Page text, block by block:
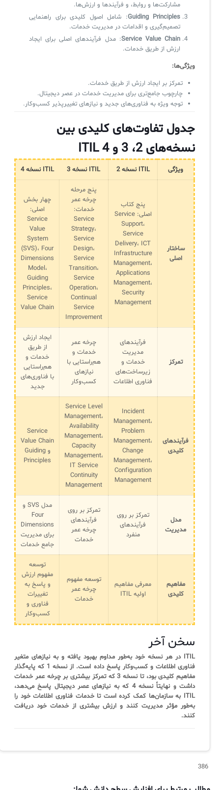
مشارکت‌ها و روابط، و فرآیندها و ارزش‌ها.
Guiding Principles: شامل اصول کلیدی برای راهنمایی
تصمیم‌گیری و اقدامات در مدیریت خدمات.
Service Value Chain: مدل فرآیندهای اصلی برای ایجاد
ارزش از طریق خدمات.
ویژگی‌ها:
تمرکز بر ایجاد ارزش از طریق خدمات.
چارچوب جامع‌تری برای مدیریت خدمات در عصر دیجیتال.
توجه ویژه به فناوری‌های جدید و نیازهای تغییرپذیر کسب‌وکار.
جدول تفاوت‌های کلیدی بین
نسخه‌های 2، 3 و 4 ITIL
ویژگی ITIL نسخه 2 ITIL نسخه 3 ITIL نسخه 4
ساختار
اصلی
پنج کتاب
اصلی: Service
Support،
Service
Delivery، ICT
Infrastructure
Management،
Applications
Management،
Security
Management
پنج مرحله
چرخه عمر
خدمات:
Service
Strategy،
Service
Design،
Service
Transition،
Service
Operation،
Continual
Service
Improvement
چهار بخش
اصلی:
Service
Value
System
(SVS)، Four
Dimensions
Model،
Guiding
Principles،
Service
Value Chain
تمرکز
فرآیندهای
مدیریت
خدمات و
زیرساخت‌های
فناوری اطلاعات
چرخه عمر
خدمات و
هم‌راستایی با
نیازهای
کسب‌وکار
ایجاد ارزش
از طریق
خدمات و
هم‌راستایی
با فناوری‌های
جدید
فرآیندهای
کلیدی
Incident
Management،
Problem
Management،
Change
Management،
Configuration
Management
Service Level
Management،
Availability
Management،
Capacity
Management،
IT Service
Continuity
Management
Service
Value Chain
و Guiding
Principles
مدل
مدیریت
تمرکز بر روی
فرآیندهای
منفرد
تمرکز بر روی
فرآیندهای
چرخه عمر
خدمات
مدل SVS و
Four
Dimensions
برای مدیریت
جامع خدمات
مفاهیم
کلیدی
معرفی مفاهیم
اولیه ITIL
توسعه مفهوم
چرخه عمر
خدمات
توسعه
مفهوم ارزش
و پاسخ به
تغییرات
فناوری و
کسب‌وکار
سخن آخر
ITIL در هر نسخه خود به‌طور مداوم بهبود یافته و به نیازهای متغیر
فناوری اطلاعات و کسب‌وکار پاسخ داده است. از نسخه 1 که پایه‌گذار
مفاهیم کلیدی بود، تا نسخه 3 که تمرکز بیشتری بر چرخه عمر خدمات
داشت و نهایتاً نسخه 4 که به نیازهای عصر دیجیتال پاسخ می‌دهد،
ITIL به سازمان‌ها کمک کرده است تا خدمات فناوری اطلاعات خود را
به‌طور مؤثر مدیریت کنند و ارزش بیشتری از خدمات خود دریافت
کنند.
386